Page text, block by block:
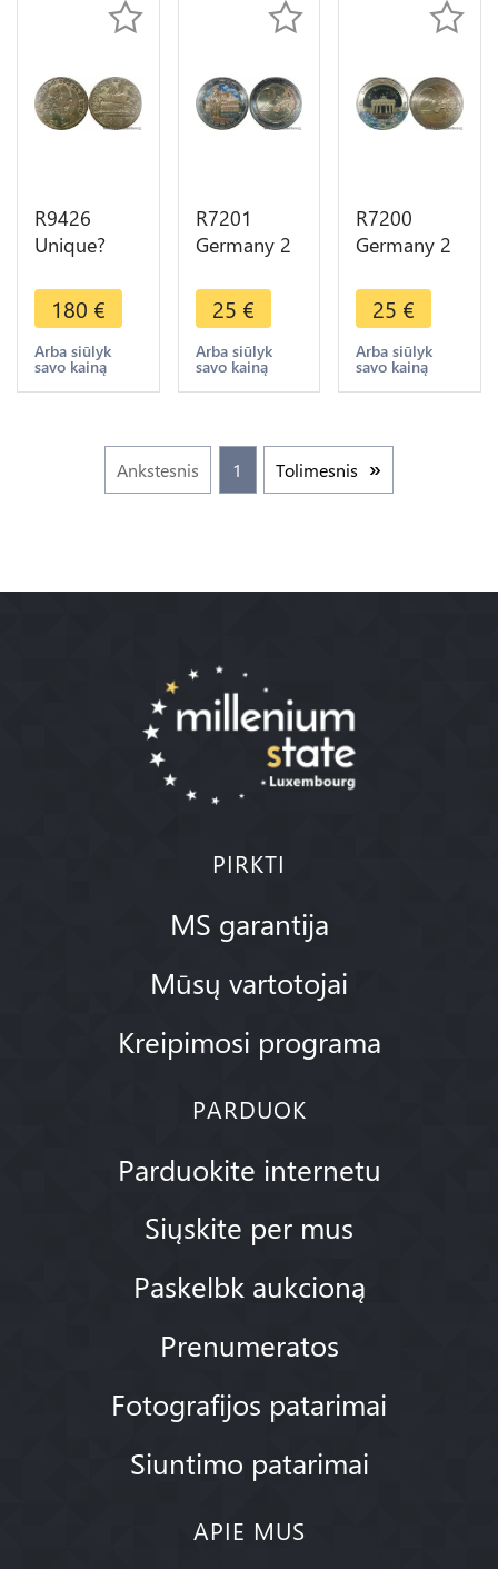
R9426
Unique?
Brunswick
Wolfenbuttel
2/3 Taler
Karl I 1764
180 €
Arba siūlyk
savo kainą
R7201
Germany 2
of Bremen
2010
Colorful
UNC ->
25 €
Arba siūlyk
savo kainą
R7200
Germany 2
Anniversary
Berlin Wall
Fall 2014
Colorful
25 €
Arba siūlyk
savo kainą
Ankstesnis 1 Tolimesnis
PIRKTI
MS garantija
Mūsų vartotojai
Kreipimosi programa
PARDUOK
Parduokite internetu
Siųskite per mus
Paskelbk aukcioną
Prenumeratos
Fotografijos patarimai
Siuntimo patarimai
APIE MUS